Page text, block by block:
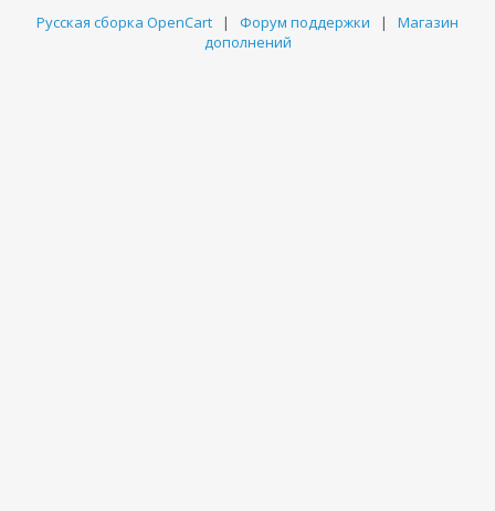
Русская сборка OpenCart | Форум поддержки | Магазин
дополнений